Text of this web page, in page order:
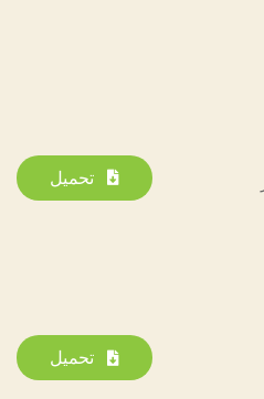
تحميل
تحميل